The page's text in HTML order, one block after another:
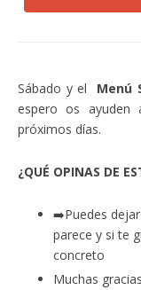
Sábado y el Menú
espero os
próximos días.
¿QUÉ OPINAS DE
➡️Puedes
parece y si te
concreto
Muchas